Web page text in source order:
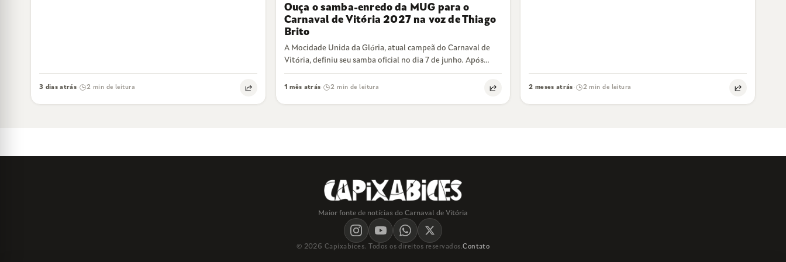
3 dias atrás· 2 min de leitura
Ouça o samba-enredo da MUG para o
Carnaval de Vitória 2027 na voz de Thiago
Brito
A Mocidade Unida da Glória, atual campeã do Carnaval de
Vitória, definiu seu samba oficial no dia 7 de junho. Após
duas…
1 mês atrás 2 min de leitura 2 meses atrás 2 min de leitura
Maior fonte de notícias do Carnaval de Vitória
© 2026 Capixabices. Todos os direitos reservados.Contato